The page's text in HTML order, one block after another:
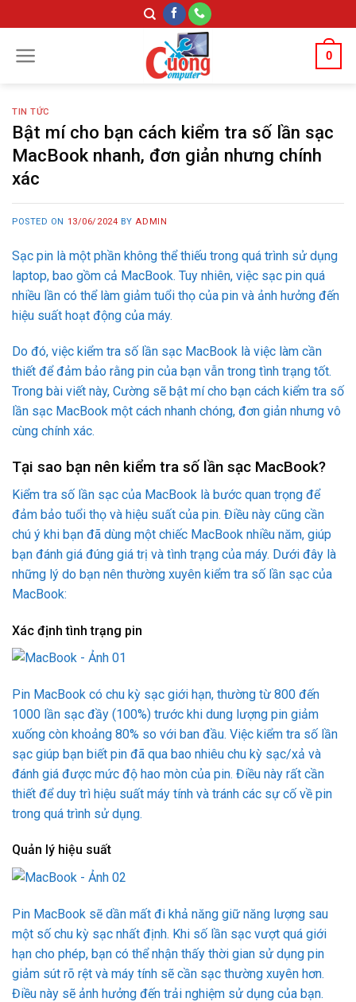
to
content
0
TIN TỨC
Bật mí cho bạn cách kiểm tra số lần sạc
MacBook nhanh, đơn giản nhưng chính
xác
POSTED ON 13/06/2024 BY ADMIN
Sạc pin là một phần không thể thiếu trong quá trình sử dụng
laptop, bao gồm cả MacBook. Tuy nhiên, việc sạc pin quá
nhiều lần có thể làm giảm tuổi thọ của pin và ảnh hưởng đến
hiệu suất hoạt động của máy.
Do đó, việc kiểm tra số lần sạc MacBook là việc làm cần
thiết để đảm bảo rằng pin của bạn vẫn trong tình trạng tốt.
Trong bài viết này, Cường sẽ bật mí cho bạn cách kiểm tra số
lần sạc MacBook một cách nhanh chóng, đơn giản nhưng vô
cùng chính xác.
Tại sao bạn nên kiểm tra số lần sạc MacBook?
Kiểm tra số lần sạc của MacBook là bước quan trọng để
đảm bảo tuổi thọ và hiệu suất của pin. Điều này cũng cần
chú ý khi bạn đã dùng một chiếc MacBook nhiều năm, giúp
bạn đánh giá đúng giá trị và tình trạng của máy​. Dưới đây là
những lý do bạn nên thường xuyên kiểm tra số lần sạc của
MacBook:
Xác định tình trạng pin
Pin MacBook có chu kỳ sạc giới hạn, thường từ 800 đến
1000 lần sạc đầy (100%) trước khi dung lượng pin giảm
xuống còn khoảng 80% so với ban đầu. Việc kiểm tra số lần
sạc giúp bạn biết pin đã qua bao nhiêu chu kỳ sạc/xả và
đánh giá được mức độ hao mòn của pin. Điều này rất cần
thiết để duy trì hiệu suất máy tính và tránh các sự cố về pin
trong quá trình sử dụng.
Quản lý hiệu suất
Pin MacBook sẽ dần mất đi khả năng giữ năng lượng sau
một số chu kỳ sạc nhất định. Khi số lần sạc vượt quá giới
hạn cho phép, bạn có thể nhận thấy thời gian sử dụng pin
giảm sút rõ rệt và máy tính sẽ cần sạc thường xuyên hơn.
Điều này sẽ ảnh hưởng đến trải nghiệm sử dụng của bạn.